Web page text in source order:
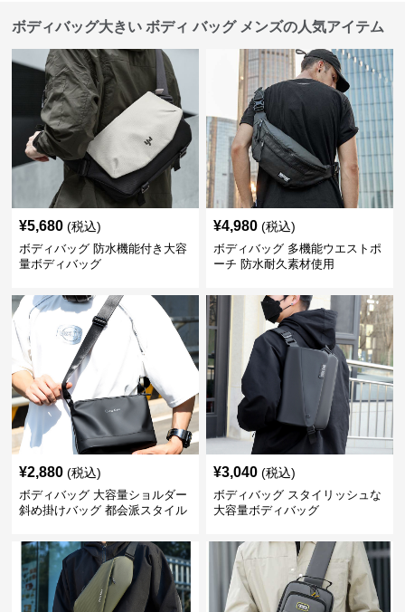
ボディバッグ大きい ボディ バッグ メンズの人気アイテム
¥5,680 (税込)
ボディバッグ 防水機能付き大容
量ボディバッグ
¥4,980 (税込)
ボディバッグ 多機能ウエストポ
ーチ 防水耐久素材使用
¥2,880 (税込)
ボディバッグ 大容量ショルダー
斜め掛けバッグ 都会派スタイル
¥3,040 (税込)
ボディバッグ スタイリッシュな
大容量ボディバッグ